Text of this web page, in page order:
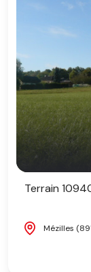
Terrain
Mézilles